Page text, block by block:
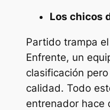
Los chicos
Partido trampa
Enfrente, un
clasificación
calidad. Todo
entrenador hace